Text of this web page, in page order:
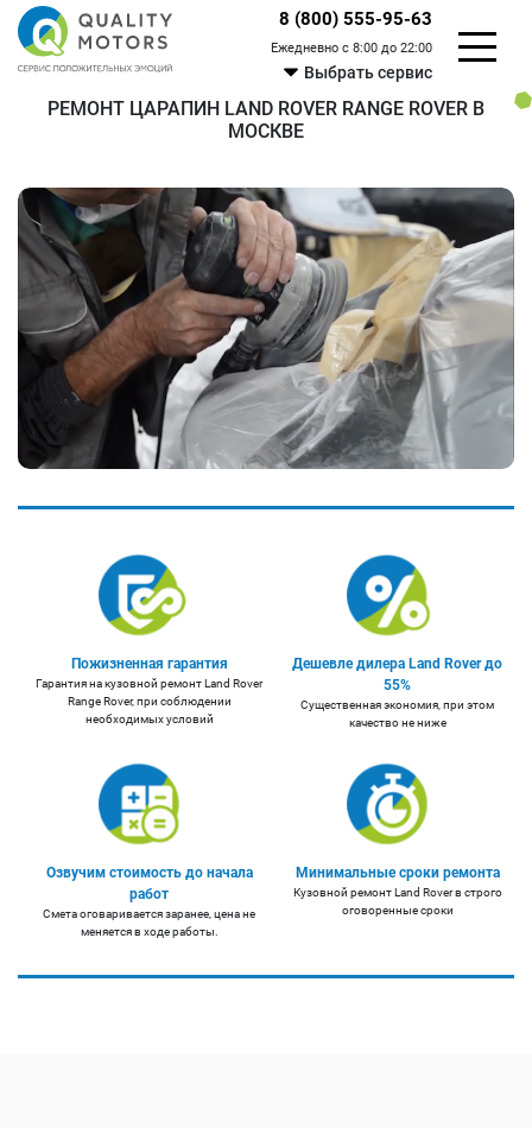
8 (800) 555-95-63
Ежедневно с 8:00 до 22:00
Выбрать сервис
РЕМОНТ ЦАРАПИН LAND ROVER RANGE ROVER В
МОСКВЕ
Пожизненная гарантия
Гарантия на кузовной ремонт Land Rover
Range Rover, при соблюдении
необходимых условий
Дешевле дилера Land Rover до
55%
Существенная экономия, при этом
качество не ниже
Озвучим стоимость до начала
работ
Смета оговаривается заранее, цена не
меняется в ходе работы.
Минимальные сроки ремонта
Кузовной ремонт Land Rover в строго
оговоренные сроки